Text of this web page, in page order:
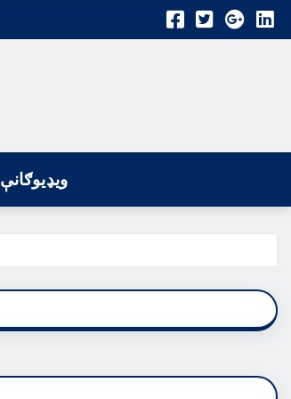
ویډیوګانې